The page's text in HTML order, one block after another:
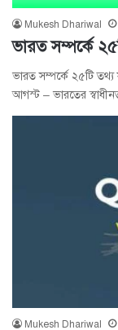
Mukesh Dhariwal
ভারত সম্পর্কে
ভারত সম্পর্কে ২৫টি
আগস্ট – ভারতের
Mukesh Dhariwal